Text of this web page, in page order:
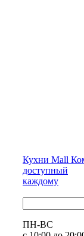
Кухни Mall
доступный
каждому
ПН-ВС